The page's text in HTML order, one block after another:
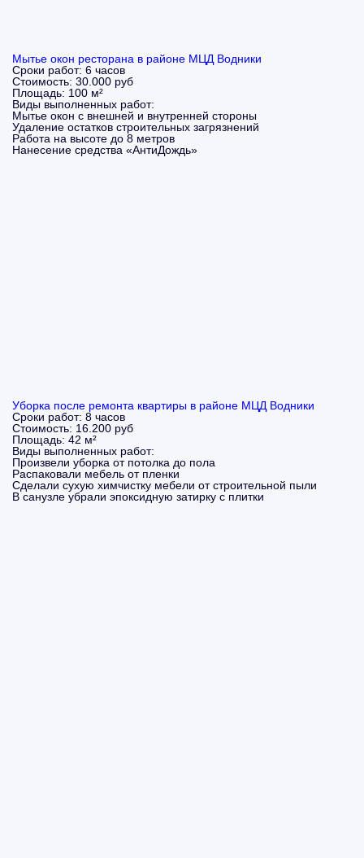
Мытье окон ресторана в районе МЦД Водники
Сроки работ: 6 часов
Стоимость: 30.000 руб
Площадь: 100 м²
Виды выполненных работ:
Мытье окон с внешней и внутренней стороны
Удаление остатков строительных загрязнений
Работа на высоте до 8 метров
Нанесение средства «АнтиДождь»
Уборка после ремонта квартиры в районе МЦД Водники
Сроки работ: 8 часов
Стоимость: 16.200 руб
Площадь: 42 м²
Виды выполненных работ:
Произвели уборка от потолка до пола
Распаковали мебель от пленки
Сделали сухую химчистку мебели от строительной пыли
В санузле убрали эпоксидную затирку с плитки